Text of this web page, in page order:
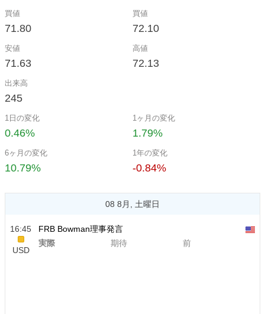
買値
71.80
買値
72.10
安値
71.63
高値
72.13
出来高
245
1日の変化
0.46%
1ヶ月の変化
1.79%
6ヶ月の変化
10.79%
1年の変化
-0.84%
08 8月, 土曜日
16:45
USD
FRB Bowman理事発言
実際
期待 前